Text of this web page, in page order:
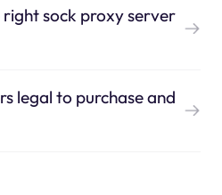
right sock proxy server
legal to purchase and